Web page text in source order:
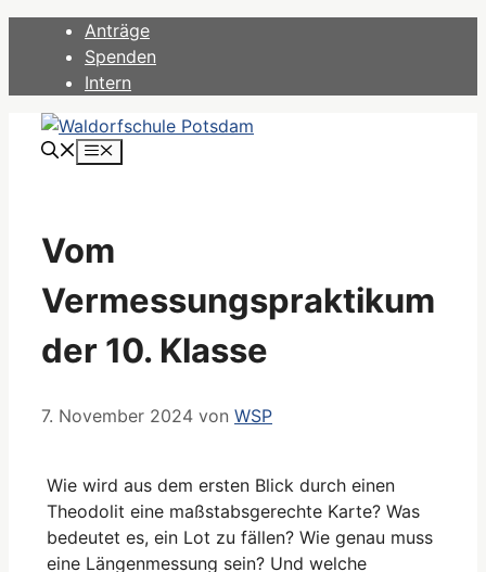
springen
Anträge
Spenden
Intern
Menü
Vom
Vermessungspraktikum
der 10. Klasse
7. November 2024 von WSP
Wie wird aus dem ersten Blick durch einen
Theodolit eine maßstabsgerechte Karte? Was
bedeutet es, ein Lot zu fällen? Wie genau muss
eine Längenmessung sein? Und welche